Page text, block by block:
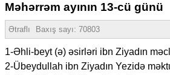
Məhərrəm ayının 13-cü günü
Ətraflı Baxış sayı: 70803
1-Əhli-beyt (ə) əsirləri ibn Ziyadın
2-Übeydullah ibn Ziyadın Yezidə